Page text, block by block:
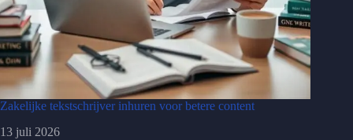
Zakelijke tekstschrijver inhuren voor betere content
13 juli 2026